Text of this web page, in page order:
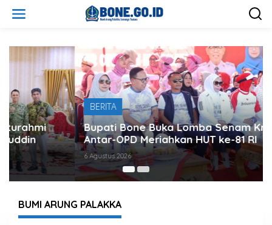
BERITA
Bupati Bone Buka Lomba Senam Kreasi
Antar-OPD Meriahkan HUT ke-81 RI
6 Agustus 2026
BUMI ARUNG PALAKKA